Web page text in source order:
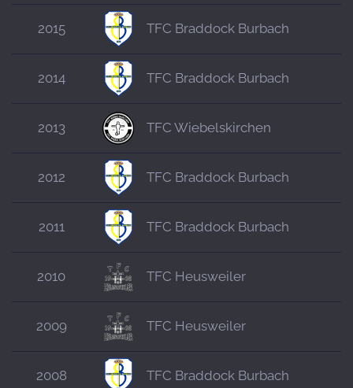
2015 TFC Braddock Burbach
2014 TFC Braddock Burbach
2013 TFC Wiebelskirchen
2012 TFC Braddock Burbach
2011 TFC Braddock Burbach
2010 TFC Heusweiler
2009 TFC Heusweiler
2008 TFC Braddock Burbach